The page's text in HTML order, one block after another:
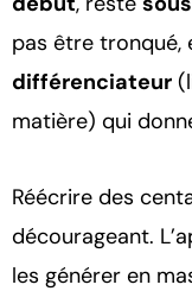
pas être tronqué,
différenciateur
matière) qui
Réécrire des
décourageant.
les générer en